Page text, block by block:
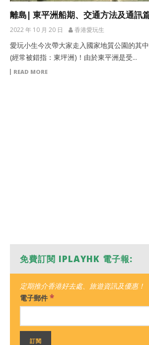
離島| 東平洲船期、交通方法及通訊
2022 年 10 月 20 日 香港愛玩生
愛玩小生今次帶大家走入國家地質公園的其
(經常被錯指：東坪洲)！由於東平洲是受...
READ MORE
免費訂閱 IPLAYHK 電子報:
定期推介香港好去處、旅遊資訊及優惠！
電子郵件 *